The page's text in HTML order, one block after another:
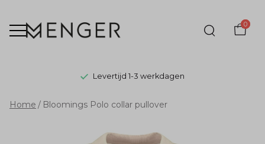
0
Levertijd 1-3 werkdagen
Bloomings
Home Bloomings Polo collar pullover